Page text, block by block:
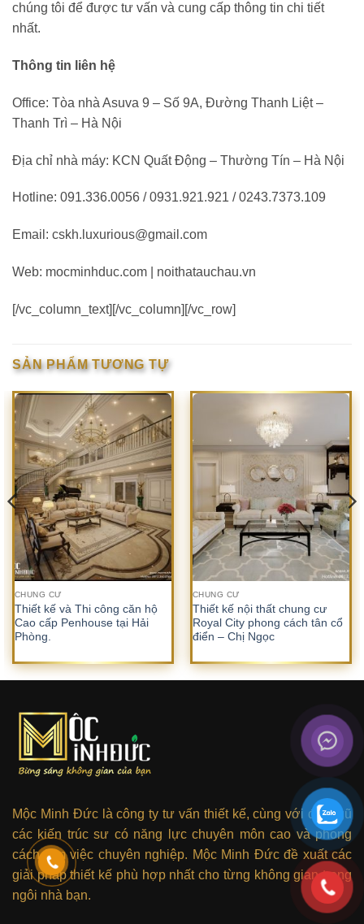
chúng tôi để được tư vấn và cung cấp thông tin chi tiết
nhất.
Thông tin liên hệ
Office: Tòa nhà Asuva 9 – Số 9A, Đường Thanh Liệt –
Thanh Trì – Hà Nội
Địa chỉ nhà máy: KCN Quất Động – Thường Tín – Hà Nội
Hotline: 091.336.0056 / 0931.921.921 / 0243.7373.109
Email: cskh.luxurious@gmail.com
Web: mocminhduc.com | noithatauchau.vn
[/vc_column_text][/vc_column][/vc_row]
SẢN PHẨM TƯƠNG TỰ
CHUNG CƯ
Thiết kế và Thi công căn hộ
Cao cấp Penhouse tại Hải
Phòng.
CHUNG CƯ
Thiết kế nội thất chung cư
Royal City phong cách tân cổ
điển – Chị Ngọc
Mộc Minh Đức là công ty tư vấn thiết kế, cùng với đội ngũ
các kiến trúc sư có năng lực chuyên môn cao và phong
cách làm việc chuyên nghiệp. Mộc Minh Đức đề xuất các
giải pháp thiết kế phù hợp nhất cho từng không gian trong
ngôi nhà bạn.